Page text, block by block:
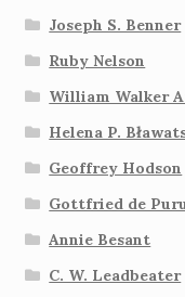
Joseph S. Benner
Ruby Nelson
William Walker
Helena P.
Geoffrey Hodson
Gottfried de
Annie Besant
C. W. Leadbeater